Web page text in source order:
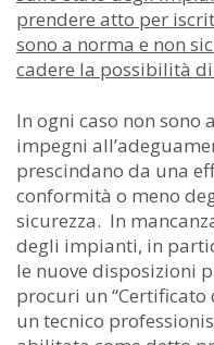
prendere atto per
sono a norma e non
cadere la possibilità
In ogni caso non sono
impegni
prescindano da una
conformità o meno
sicurezza. In
degli impianti, in
le nuove disposizioni
procuri un
un tecnico